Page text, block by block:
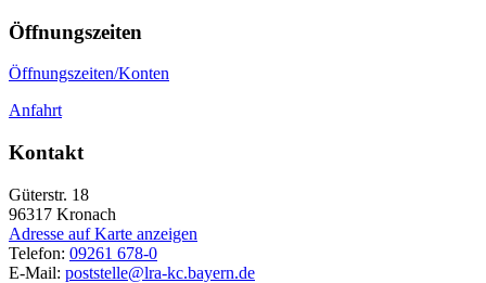
Öffnungszeiten
Öffnungszeiten/Konten
Anfahrt
Kontakt
Güterstr. 18
96317 Kronach
Adresse auf Karte anzeigen
Telefon: 09261 678-0
E-Mail: poststelle@lra-kc.bayern.de